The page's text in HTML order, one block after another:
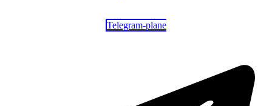
Telegram-plane